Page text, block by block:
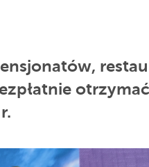
otrzymać